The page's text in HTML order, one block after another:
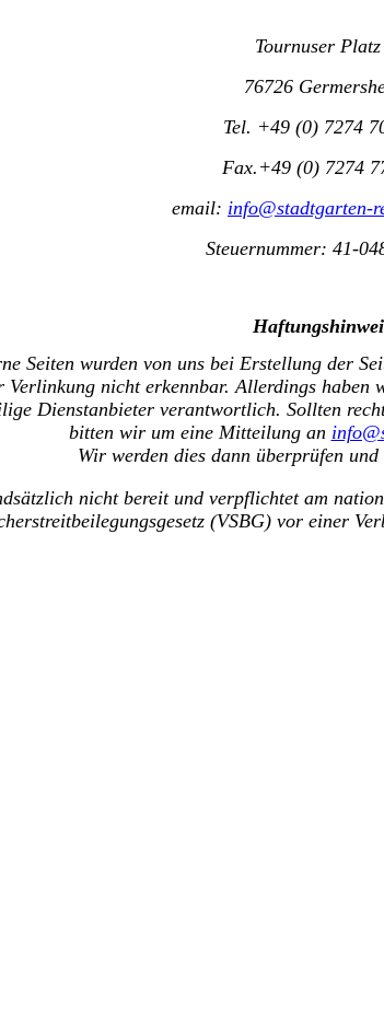
Tournuser
76726
Tel. +49 (0) 7274
Fax.+49 (0) 7274
email: info@stadtgarten-
Steuernummer: 41-
Seiten wurden von uns bei Erstellung der
Verlinkung nicht erkennbar. Allerdings
Dienstanbieter verantwortlich. Sollten
bitten wir um eine Mitteilung an
Wir werden dies dann überprüfen
nicht bereit und verpflichtet am
(VSBG) vor einer